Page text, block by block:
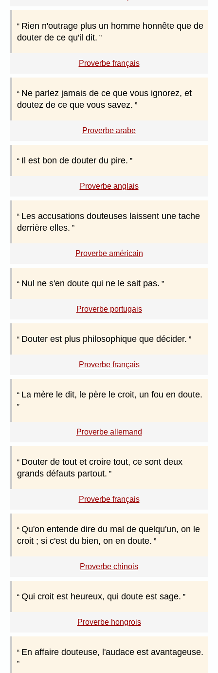
Rien n'outrage plus un homme honnête que de
douter de ce qu'il dit.
Proverbe français
Ne parlez jamais de ce que vous ignorez, et
doutez de ce que vous savez.
Proverbe arabe
Il est bon de douter du pire.
Proverbe anglais
Les accusations douteuses laissent une tache
derrière elles.
Proverbe américain
Nul ne s'en doute qui ne le sait pas.
Proverbe portugais
Douter est plus philosophique que décider.
Proverbe français
La mère le dit, le père le croit, un fou en doute.
Proverbe allemand
Douter de tout et croire tout, ce sont deux
grands défauts partout.
Proverbe français
Qu'on entende dire du mal de quelqu'un, on le
croit ; si c'est du bien, on en doute.
Proverbe chinois
Qui croit est heureux, qui doute est sage.
Proverbe hongrois
En affaire douteuse, l'audace est avantageuse.